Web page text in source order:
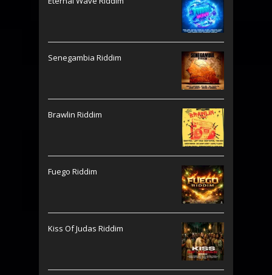
Senegambia Riddim
Brawlin Riddim
Fuego Riddim
Kiss Of Judas Riddim